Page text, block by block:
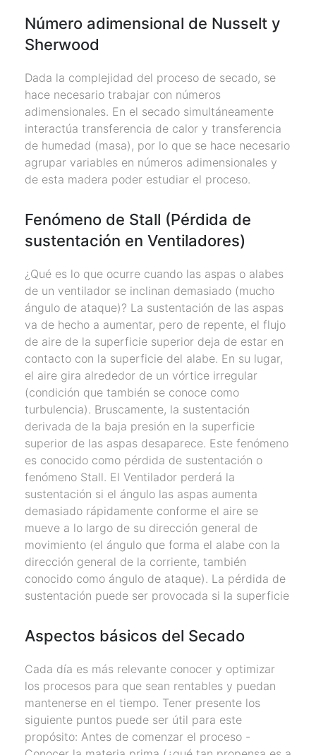
Número adimensional de Nusselt y
Sherwood
Dada la complejidad del proceso de secado, se
hace necesario trabajar con números
adimensionales. En el secado simultáneamente
interactúa transferencia de calor y transferencia
de humedad (masa), por lo que se hace necesario
agrupar variables en números adimensionales y
de esta madera poder estudiar el proceso.
Fenómeno de Stall (Pérdida de
sustentación en Ventiladores)
¿Qué es lo que ocurre cuando las aspas o alabes
de un ventilador se inclinan demasiado (mucho
ángulo de ataque)? La sustentación de las aspas
va de hecho a aumentar, pero de repente, el flujo
de aire de la superficie superior deja de estar en
contacto con la superficie del alabe. En su lugar,
el aire gira alrededor de un vórtice irregular
(condición que también se conoce como
turbulencia). Bruscamente, la sustentación
derivada de la baja presión en la superficie
superior de las aspas desaparece. Este fenómeno
es conocido como pérdida de sustentación o
fenómeno Stall. El Ventilador perderá la
sustentación si el ángulo las aspas aumenta
demasiado rápidamente conforme el aire se
mueve a lo largo de su dirección general de
movimiento (el ángulo que forma el alabe con la
dirección general de la corriente, también
conocido como ángulo de ataque). La pérdida de
sustentación puede ser provocada si la superficie
Aspectos básicos del Secado
Cada día es más relevante conocer y optimizar
los procesos para que sean rentables y puedan
mantenerse en el tiempo. Tener presente los
siguiente puntos puede ser útil para este
propósito: Antes de comenzar el proceso -